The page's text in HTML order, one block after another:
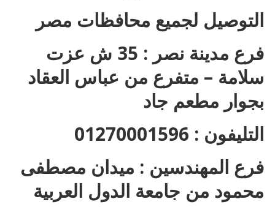
التوصيل لجميع محافظات مصر
فرع مدينة نصر : 35 ش عزت
سلامة – متفرع من عباس العقاد
بجوار مطعم جاد
التليفون : 01270001596
فرع المهندسين : ميدان مصطفى
محمود من جامعة الدول العربية